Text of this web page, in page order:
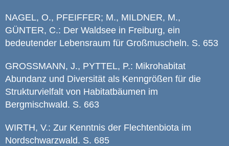
NAGEL, O., PFEIFFER; M., MILDNER, M.,
GÜNTER, C.: Der Waldsee in Freiburg, ein
bedeutender Lebensraum für Großmuscheln. S. 653
GROSSMANN, J., PYTTEL, P.: Mikrohabitat
Abundanz und Diversität als Kenngrößen für die
Strukturvielfalt von Habitatbäumen im
Bergmischwald. S. 663
WIRTH, V.: Zur Kenntnis der Flechtenbiota im
Nordschwarzwald. S. 685